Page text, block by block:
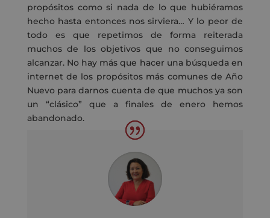
propósitos como si nada de lo que hubiéramos
hecho hasta entonces nos sirviera… Y lo peor de
todo es que repetimos de forma reiterada
muchos de los objetivos que no conseguimos
alcanzar. No hay más que hacer una búsqueda en
internet de los propósitos más comunes de Año
Nuevo para darnos cuenta de que muchos ya son
un “clásico” que a finales de enero hemos
abandonado.